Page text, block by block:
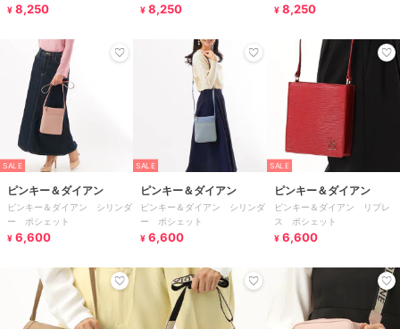
¥ 8,250
¥ 8,250
¥ 8,250
SALE
ピンキー＆ダイアン
ピンキー＆ダイアン シリンダ
ー ポシェット
¥ 6,600
SALE
ピンキー＆ダイアン
ピンキー＆ダイアン シリンダ
ー ポシェット
¥ 6,600
SALE
ピンキー＆ダイアン
ピンキー＆ダイアン リプレ
ス ポシェット
¥ 6,600